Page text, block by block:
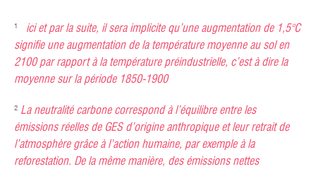
¹ ici et par la suite, il sera implicite qu’une augmentation de 1,5°C
signifie une augmentation de la température moyenne au sol en
2100 par rapport à la température préindustrielle, c’est à dire la
moyenne sur la période 1850-1900
² La neutralité carbone correspond à l’équilibre entre les
émissions réelles de GES d’origine anthropique et leur retrait de
l’atmosphère grâce à l’action humaine, par exemple à la
reforestation. De la même manière, des émissions nettes